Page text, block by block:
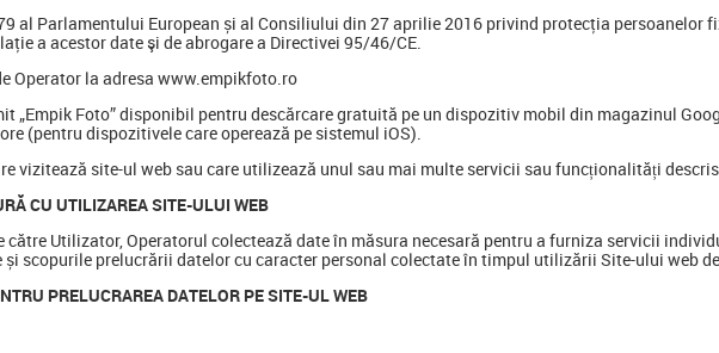
al Parlamentului European și al Consiliului din 27 aprilie 2016 privind protecţia persoanelor
a acestor date şi de abrogare a Directivei 95/46/CE.
Operator la adresa www.empikfoto.ro
„Empik Foto” disponibil pentru descărcare gratuită pe un dispozitiv mobil din magazinul
(pentru dispozitivele care operează pe sistemul iOS).
vizitează site-ul web sau care utilizează unul sau mai multe servicii sau funcționalități
CU UTILIZAREA SITE-ULUI WEB
Utilizator, Operatorul colectează date în măsura necesară pentru a furniza servicii
scopurile prelucrării datelor cu caracter personal colectate în timpul utilizării Site-ului web
PRELUCRAREA DATELOR PE SITE-UL WEB